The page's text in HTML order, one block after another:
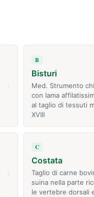
B
Bisturi
Med. Strumento
con lama
al taglio di tessuti
XVIII
C
Costata
Taglio di carne
suina nella parte
le vertebre dorsali